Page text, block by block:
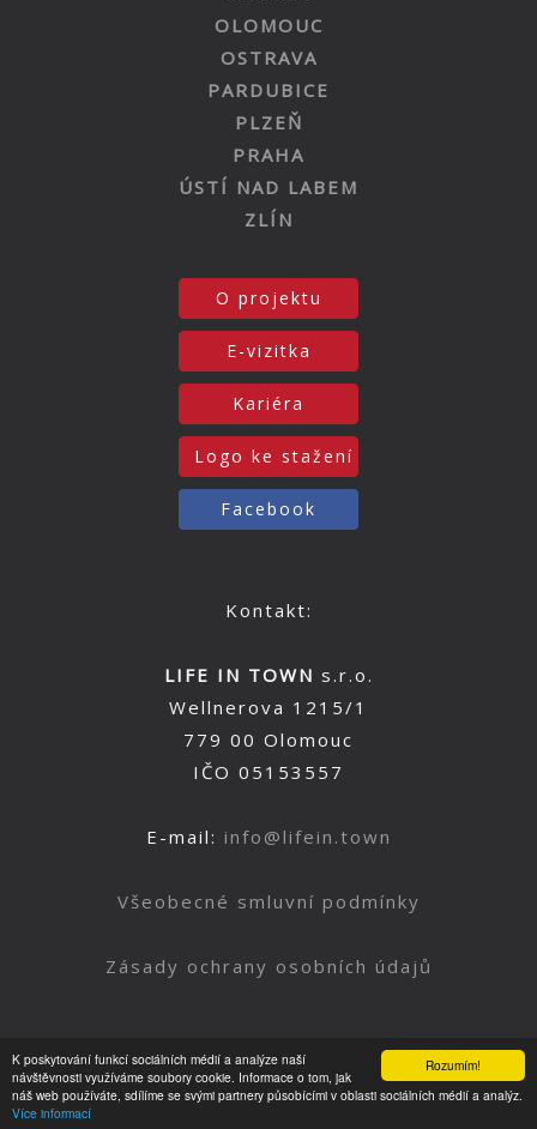
Rozumím!
K poskytování funkcí sociálních médií a analýze naší
návštěvnosti využíváme soubory cookie. Informace o tom, jak
náš web používáte, sdílíme se svými partnery působícími v oblasti sociálních médií a analýz.
Více informací
OLOMOUC
OSTRAVA
PARDUBICE
PLZEŇ
PRAHA
ÚSTÍ NAD LABEM
ZLÍN
O projektu
E-vizitka
Kariéra
Logo ke stažení
Facebook
Kontakt:
LIFE IN TOWN s.r.o.
Wellnerova 1215/1
779 00 Olomouc
IČO 05153557
E-mail: info@lifein.town
Všeobecné smluvní podmínky
Zásady ochrany osobních údajů
Nahoru